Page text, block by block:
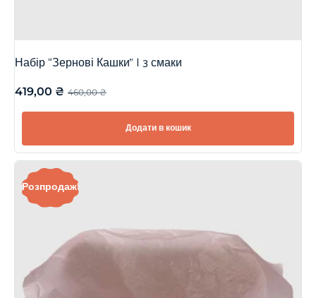
Набір “Зернові Кашки” | 3 смаки
460,00₴
419,00 ₴
Додати в кошик
Розпродаж!